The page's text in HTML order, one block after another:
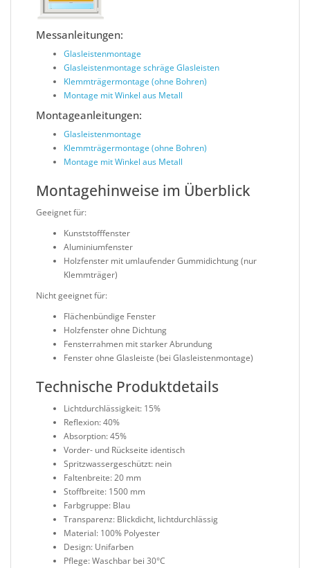
Messanleitungen:
Glasleistenmontage
Glasleistenmontage schräge Glasleisten
Klemmträgermontage (ohne Bohren)
Montage mit Winkel aus Metall
Montageanleitungen:
Glasleistenmontage
Klemmträgermontage (ohne Bohren)
Montage mit Winkel aus Metall
Montagehinweise im Überblick
Geeignet für:
Kunststofffenster
Aluminiumfenster
Holzfenster mit umlaufender Gummidichtung (nur
Klemmträger)
Nicht geeignet für:
Flächenbündige Fenster
Holzfenster ohne Dichtung
Fensterrahmen mit starker Abrundung
Fenster ohne Glasleiste (bei Glasleistenmontage)
Technische Produktdetails
Lichtdurchlässigkeit: 15%
Reflexion: 40%
Absorption: 45%
Vorder- und Rückseite identisch
Spritzwassergeschützt: nein
Faltenbreite: 20 mm
Stoffbreite: 1500 mm
Farbgruppe: Blau
Transparenz: Blickdicht, lichtdurchlässig
Material: 100% Polyester
Design: Unifarben
Pflege: Waschbar bei 30°C